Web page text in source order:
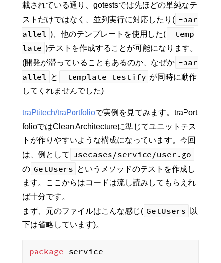
載されている通り、gotestsでは先ほどの単純なテ
ストだけではなく、並列実行に対応したり( -par
allel )、他のテンプレートを使用した( -temp
late )テストを作成することが可能になります。
(開発が滞っていることもあるのか、なぜか -par
allel
と -template=testify が同時に動作
してくれませんでした)
traPtitech/traPortfolioで実例を見てみます。traPort
folioではClean Architectureに準じてユニットテス
トが作りやすいような構成になっています。今回
は、例として usecases/service/user.go
の GetUsers
というメソッドのテストを作成し
ます。ここからはコードは流し読みしてもらえれ
ば十分です。
まず、元のファイルはこんな感じ( GetUsers
以
下は省略しています)。
package service